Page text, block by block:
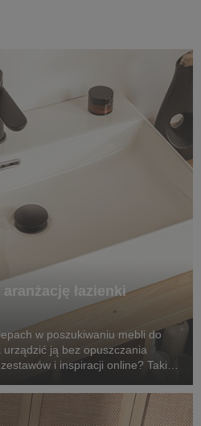
łazienki
w poszukiwaniu mebli do
urządzić ją bez opuszczania
i inspiracji online? Takie
przytul...